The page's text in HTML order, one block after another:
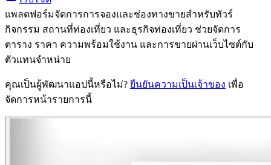
แพลตฟอร์มจัดการการจองและช่องทางขายสำหรับทัวร์
กิจกรรม สถานที่ท่องเที่ยว และธุรกิจท่องเที่ยว ช่วยจัดการ
ตาราง ราคา ความพร้อมใช้งาน และการขายผ่านเว็บไซต์กับ
ตัวแทนจำหน่าย
คุณเป็นผู้พัฒนาแอปนี้หรือไม่? ยืนยันความเป็นเจ้าของ เพื่อ
จัดการหน้ารายการนี้